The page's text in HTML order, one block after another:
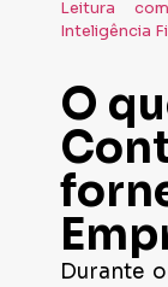
Leitura
Inteligência
O
Durante